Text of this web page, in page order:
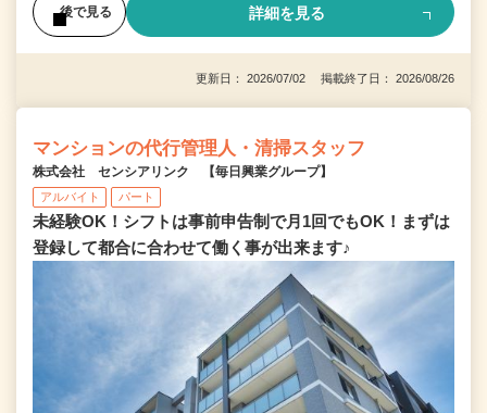
後で見る 詳細を見る
更新日： 2026/07/02 掲載終了日： 2026/08/26
マンションの代行管理人・清掃スタッフ
株式会社 センシアリンク 【毎日興業グループ】
アルバイト パート
未経験OK！シフトは事前申告制で月1回でもOK！まずは
登録して都合に合わせて働く事が出来ます♪